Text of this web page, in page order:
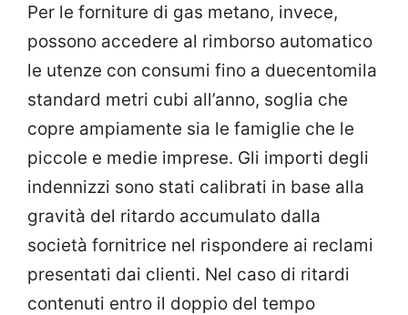
Per le forniture di gas metano, invece,
possono accedere al rimborso automatico
le utenze con consumi fino a duecentomila
standard metri cubi all’anno, soglia che
copre ampiamente sia le famiglie che le
piccole e medie imprese. Gli importi degli
indennizzi sono stati calibrati in base alla
gravità del ritardo accumulato dalla
società fornitrice nel rispondere ai reclami
presentati dai clienti. Nel caso di ritardi
contenuti entro il doppio del tempo